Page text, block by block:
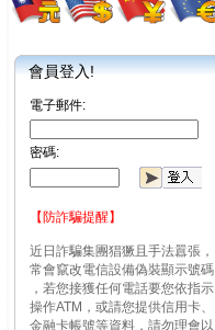
會員登入!
電子郵件:
密碼:
【防詐騙提醒】
近日詐騙集團猖獗且手法囂張，
常會竄改電信設備偽裝顯示號碼
，若您接獲任何電話要您依指示
操作ATM，或請您提供信用卡、
金融卡帳號等資料，請勿理會以